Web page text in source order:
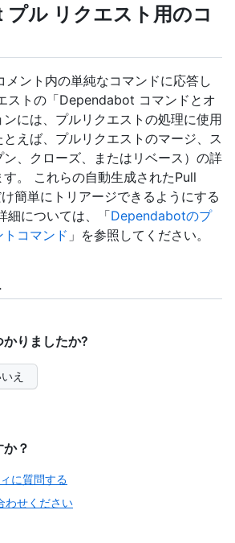
ル リクエスト用のコ
ント内の単純なコマンドに応答し
ストの「Dependabot コマンドとオ
には、プルリクエストの処理に使用
えば、プルリクエストのマージ、ス
、クローズ、またはリベース）の詳
。 これらの自動生成されたPull
簡単にトリアージできるようにする
細については、「Dependabotのプ
コマンド 」を参照してください。
りましたか?
え
？
に質問する
わせください